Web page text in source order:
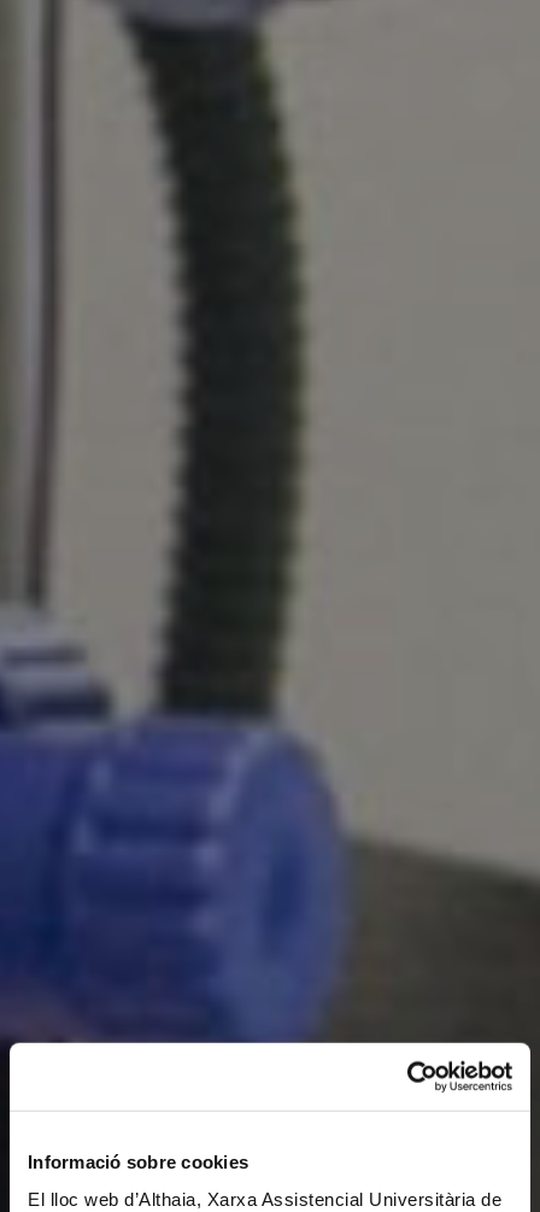
Informació sobre cookies
El lloc web d’Althaia, Xarxa Assistencial Universitària de